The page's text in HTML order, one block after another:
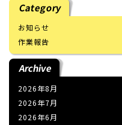
Category
お知らせ
作業報告
Archive
2026年8月
2026年7月
2026年6月